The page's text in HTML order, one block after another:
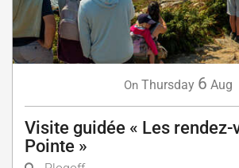
On Thursday 6 Aug
Visite guidée « Les rendez-
Pointe »